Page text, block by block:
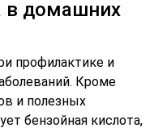
в домашних
профилактике и
Кроме
и полезных
бензойная кислота,